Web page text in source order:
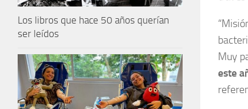
Muy
este
Los libros que hace 50 años querían
ser leídos